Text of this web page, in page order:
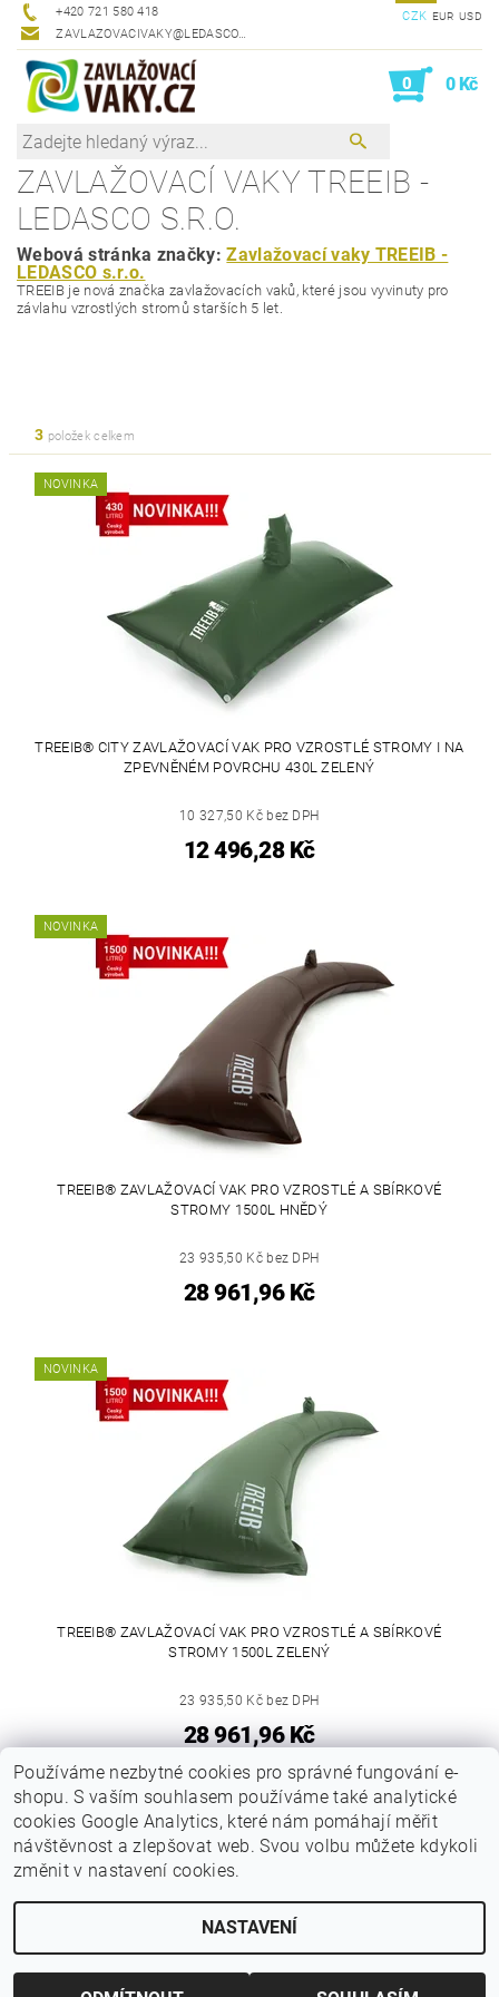
+420 721 580 418
ZAVLAZOVACIVAKY@LEDASCO.CZ
CZK EUR USD
0 0 Kč
ZAVLAŽOVACÍ VAKY TREEIB -
LEDASCO S.R.O.
Webová stránka značky:Zavlažovací vaky TREEIB -
LEDASCO s.r.o.
TREEIB je nová značka zavlažovacích vaků, které jsou vyvinuty pro
závlahu vzrostlých stromů starších 5 let.
3 položek celkem
NOVINKA
TREEIB® CITY ZAVLAŽOVACÍ VAK PRO VZROSTLÉ STROMY I NA
ZPEVNĚNÉM POVRCHU 430L ZELENÝ
10 327,50 Kč bez DPH
12 496,28 Kč
NOVINKA
TREEIB® ZAVLAŽOVACÍ VAK PRO VZROSTLÉ A SBÍRKOVÉ
STROMY 1500L HNĚDÝ
23 935,50 Kč bez DPH
28 961,96 Kč
NOVINKA
TREEIB® ZAVLAŽOVACÍ VAK PRO VZROSTLÉ A SBÍRKOVÉ
STROMY 1500L ZELENÝ
23 935,50 Kč bez DPH
28 961,96 Kč
položek celkem
ZAVLAŽOVACÍ VAKY.CZ
2026 © ZavlažovacíVaky.cz, všechna práva vyhrazenaUpravit nastavení cookies
Používáme nezbytné cookies pro správné fungování e-
shopu. S vaším souhlasem používáme také analytické
cookies Google Analytics, které nám pomáhají měřit
návštěvnost a zlepšovat web. Svou volbu můžete kdykoli
změnit v nastavení cookies.
NASTAVENÍ